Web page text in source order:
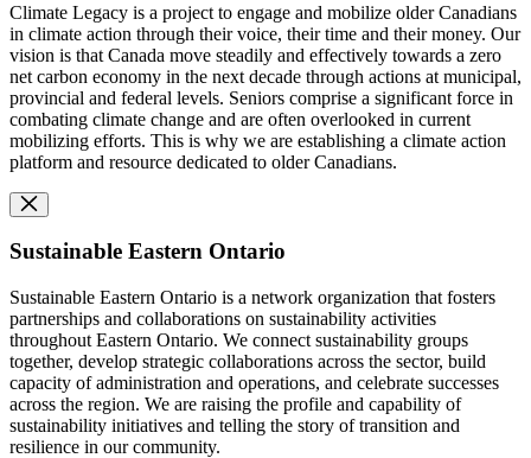
Climate Legacy is a project to engage and mobilize older Canadians
in climate action through their voice, their time and their money. Our
vision is that Canada move steadily and effectively towards a zero
net carbon economy in the next decade through actions at municipal,
provincial and federal levels. Seniors comprise a significant force in
combating climate change and are often overlooked in current
mobilizing efforts. This is why we are establishing a climate action
platform and resource dedicated to older Canadians.
Sustainable Eastern Ontario
Sustainable Eastern Ontario is a network organization that fosters
partnerships and collaborations on sustainability activities
throughout Eastern Ontario. We connect sustainability groups
together, develop strategic collaborations across the sector, build
capacity of administration and operations, and celebrate successes
across the region. We are raising the profile and capability of
sustainability initiatives and telling the story of transition and
resilience in our community.